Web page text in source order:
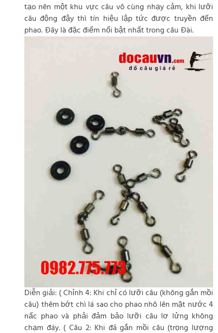
tạo nên một khu vực câu vô cùng nhạy cảm, khi lưỡi
câu động đậy thì tín hiệu lập tức được truyền đến
phao. Đây là đặc điểm nổi bật nhất trong câu Đài.
Diễn giải: ( Chỉnh 4: Khi chỉ có lưỡi câu (không gắn mồi
câu) thêm bớt chì lá sao cho phao nhô lên mặt nước 4
nấc phao và phải đảm bảo lưỡi câu lơ lửng không
chạm đáy. ( Câu 2: Khi đã gắn mồi câu (trọng lượng